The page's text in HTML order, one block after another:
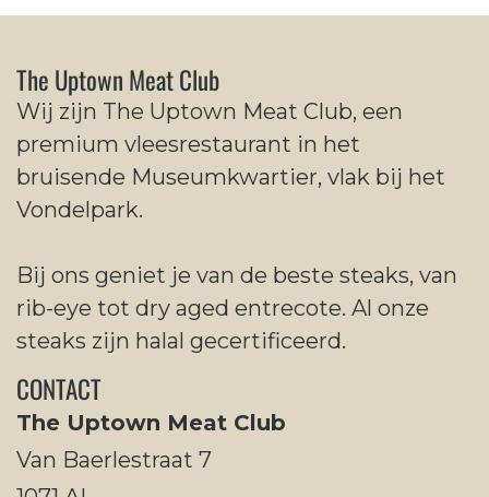
The Uptown Meat Club
Wij zijn The Uptown Meat Club, een
premium vleesrestaurant in het
bruisende Museumkwartier, vlak bij het
Vondelpark.
Bij ons geniet je van de beste steaks, van
rib-eye tot dry aged entrecote. Al onze
steaks zijn halal gecertificeerd.
CONTACT
The Uptown Meat Club
Van Baerlestraat 7